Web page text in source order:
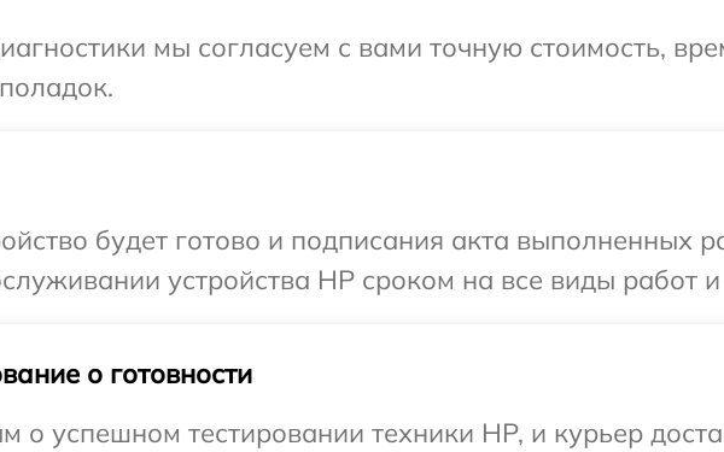
мы согласуем с вами точную стоимость,
будет готово и подписания акта выполненных
устройства HP сроком на все виды работ и
о готовности
успешном тестировании техники HP, и курьер